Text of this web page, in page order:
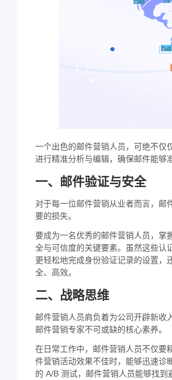
一个出色的邮件营销人员，可绝不仅
进行精准分析与编辑，确保邮件能够
一、邮件验证与安全
对于每一位邮件营销从业者而言，邮
要的损失。
要成为一名优秀的邮件营销人员，掌
全与可信度的关键要素。虽然这些认
更轻松地完成身份验证记录的设置，
全、高效。
二、战略思维
邮件营销人员肩负着为公司开辟新收
邮件营销专家不可或缺的核心素养。
在日常工作中，邮件营销人员不仅要
件营销活动效果不佳时，能够迅速诊
的 A/B 测试，邮件营销人员能够找